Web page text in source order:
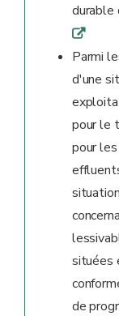
durable
q
Parmi
d'une
pour le
pour
situées
de